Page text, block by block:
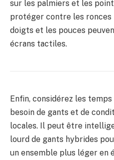
sur les palmiers et les
protéger contre les ronces
doigts et les pouces
écrans tactiles.
Enfin, considérez les temps
besoin de gants et de
locales. Il peut être
lourd de gants hybrides
un ensemble plus léger en